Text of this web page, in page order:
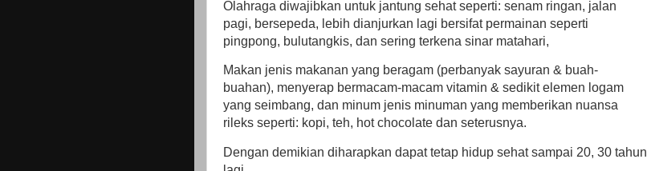
Olahraga diwajibkan untuk jantung sehat seperti: senam ringan, jalan
pagi, bersepeda, lebih dianjurkan lagi bersifat permainan seperti
pingpong, bulutangkis, dan sering terkena sinar matahari,
Makan jenis makanan yang beragam (perbanyak sayuran & buah-
buahan), menyerap bermacam-macam vitamin & sedikit elemen logam
yang seimbang, dan minum jenis minuman yang memberikan nuansa
rileks seperti: kopi, teh, hot chocolate dan seterusnya.
Dengan demikian diharapkan dapat tetap hidup sehat sampai 20, 30 tahun